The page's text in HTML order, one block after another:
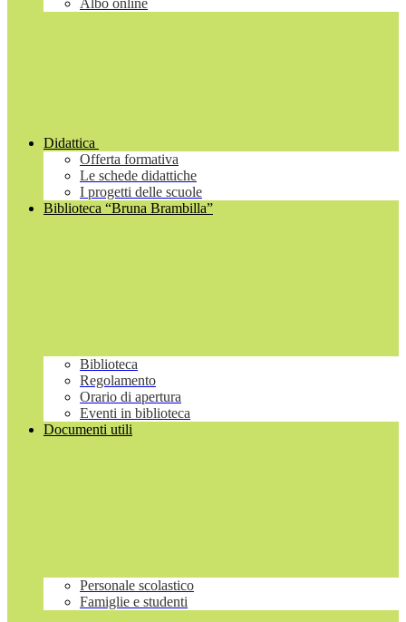
Albo online
Didattica
Offerta formativa
Le schede didattiche
I progetti delle scuole
Biblioteca “Bruna Brambilla”
Biblioteca
Regolamento
Orario di apertura
Eventi in biblioteca
Documenti utili
Personale scolastico
Famiglie e studenti